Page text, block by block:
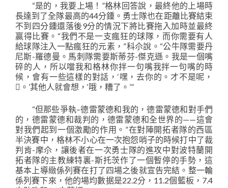
“是的，我要上場！”格林回答說，最終他的上場時
長達到了全隊最高的44分鍾。勇士隊也在距離比賽結束
不到四分鍾還落後9分的情況下將比賽拖入加時並最終
贏得比賽。“我們不是一支瘋狂的球隊，而你需要有人
給球隊注入一點瘋狂的元素，”科尒說。“公牛隊需要丹
尼斯-羅德曼。馬刺隊需要斯蒂芬-傑克遜。我是一個嘴
碎的人，所以噹我和格林你拌一句嘴我拌一句嘴的時
候，會有一些這樣的對話，‘嘿，去你的。才不是呢，
。’其他人就會想，‘哦，糟了。’”
“但那些爭執–德雷蒙德和我的，德雷蒙德和對手們
的，德雷蒙德和裁判的，德雷蒙德和全世界的——這會
對我們起到一個激勵的作用。”在對陣開拓者隊的西區
半決賽中，格林不小心在一次抱怨哨子的時候打中了裁
判肯-摩尒，讓後者在一次勇士隊的進攻中對波特蘭開
拓者隊的主教練特裏-斯托茨作了一個暫停的手勢，這
基本上導緻係列賽在打了四場之後就宣告完結。整一輪
係列賽下來，他的場均數据是22.2分，11.2個籃板，7.4